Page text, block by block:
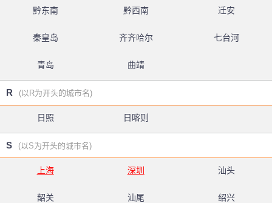
黔东南 黔西南 迁安
秦皇岛 齐齐哈尔 七台河
青岛 曲靖
R (以R为开头的城市名)
日照 日喀则
S (以S为开头的城市名)
上海 深圳 汕头
韶关 汕尾 绍兴